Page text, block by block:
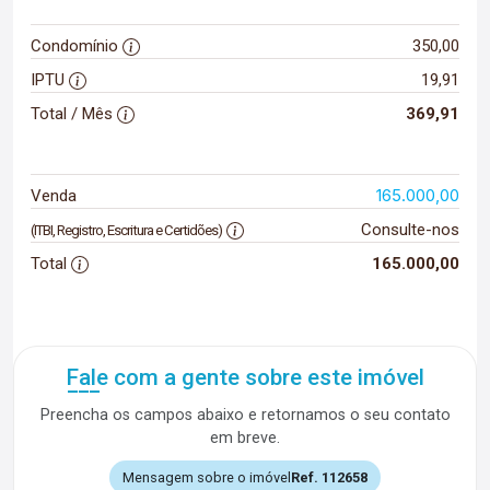
Condomínio
350,00
IPTU
19,91
Total / Mês
369,91
Venda 165.000,00
(ITBI, Registro, Escritura e Certidões)
Consulte-nos
Total
165.000,00
Fale com a gente sobre este imóvel
Preencha os campos abaixo e retornamos o seu contato
em breve.
Mensagem sobre o imóvel Ref. 112658